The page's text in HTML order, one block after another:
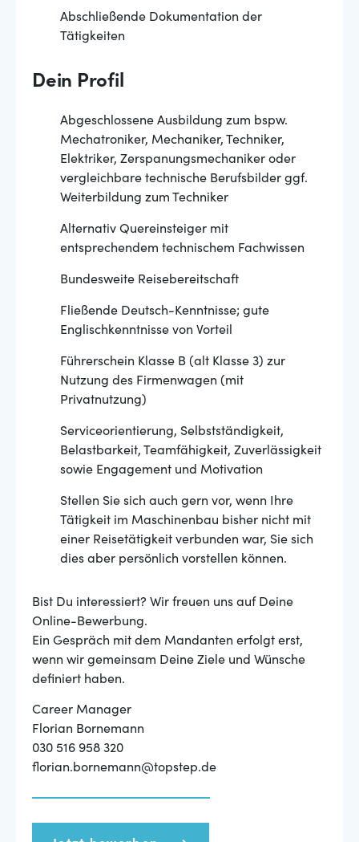
Abschließende Dokumentation der
Tätigkeiten
Dein Profil
Abgeschlossene Ausbildung zum bspw.
Mechatroniker, Mechaniker, Techniker,
Elektriker, Zerspanungsmechaniker oder
vergleichbare technische Berufsbilder ggf.
Weiterbildung zum Techniker
Alternativ Quereinsteiger mit
entsprechendem technischem Fachwissen
Bundesweite Reisebereitschaft
Fließende Deutsch-Kenntnisse; gute
Englischkenntnisse von Vorteil
Führerschein Klasse B (alt Klasse 3) zur
Nutzung des Firmenwagen (mit
Privatnutzung)
Serviceorientierung, Selbstständigkeit,
Belastbarkeit, Teamfähigkeit, Zuverlässigkeit
sowie Engagement und Motivation
Stellen Sie sich auch gern vor, wenn Ihre
Tätigkeit im Maschinenbau bisher nicht mit
einer Reisetätigkeit verbunden war, Sie sich
dies aber persönlich vorstellen können.
Bist Du interessiert? Wir freuen uns auf Deine
Online-Bewerbung.
Ein Gespräch mit dem Mandanten erfolgt erst,
wenn wir gemeinsam Deine Ziele und Wünsche
definiert haben.
Career Manager
Florian Bornemann
030 516 958 320
florian.bornemann@topstep.de